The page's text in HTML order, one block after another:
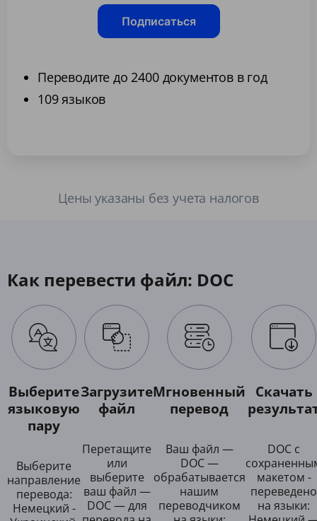
Подписаться
Переводите до 2400 документов в год
109 языков
Цены указаны без учета налогов
Как перевести файл: DOC
Выберите
языковую
пару
Выберите
направление
перевода:
Немецкий -
Загрузите
файл
Перетащите
или
выберите
ваш файл —
DOC — для
Мгновенный
перевод
Ваш файл —
DOC —
обрабатывается
нашим
переводчиком
Скачать
DOC с
макетом -
переведено
на языки: